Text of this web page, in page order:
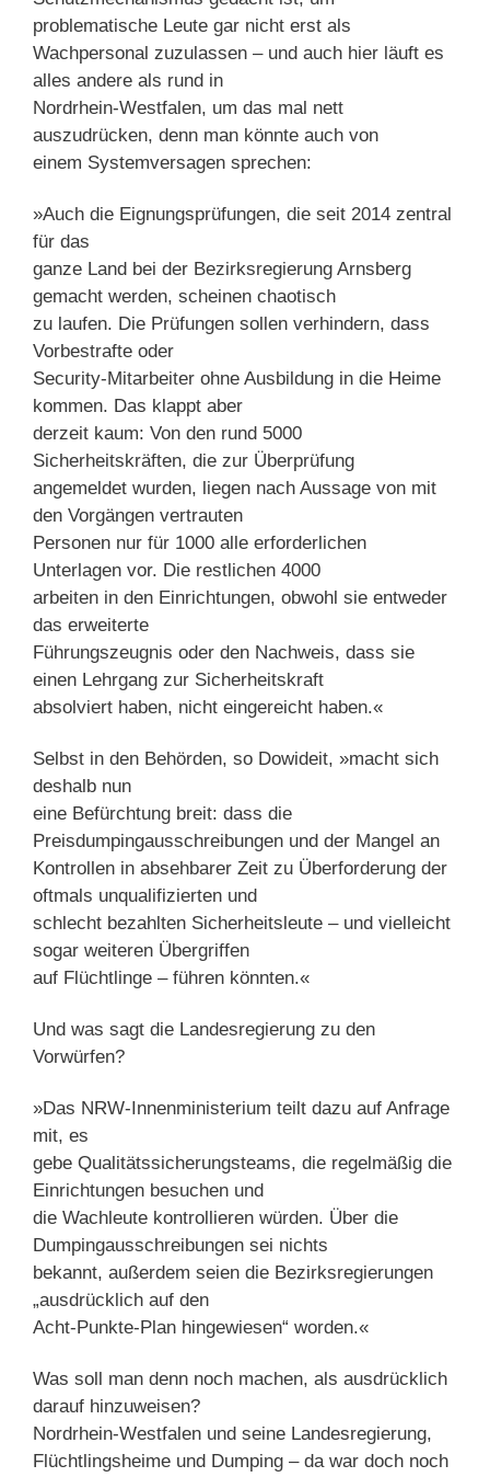
problematische Leute gar nicht erst als
Wachpersonal zuzulassen – und auch hier läuft es
alles andere als rund in
Nordrhein-Westfalen, um das mal nett
auszudrücken, denn man könnte auch von
einem Systemversagen sprechen:
»Auch die Eignungsprüfungen, die seit 2014 zentral
für das
ganze Land bei der Bezirksregierung Arnsberg
gemacht werden, scheinen chaotisch
zu laufen. Die Prüfungen sollen verhindern, dass
Vorbestrafte oder
Security-Mitarbeiter ohne Ausbildung in die Heime
kommen. Das klappt aber
derzeit kaum: Von den rund 5000
Sicherheitskräften, die zur Überprüfung
angemeldet wurden, liegen nach Aussage von mit
den Vorgängen vertrauten
Personen nur für 1000 alle erforderlichen
Unterlagen vor. Die restlichen 4000
arbeiten in den Einrichtungen, obwohl sie entweder
das erweiterte
Führungszeugnis oder den Nachweis, dass sie
einen Lehrgang zur Sicherheitskraft
absolviert haben, nicht eingereicht haben.«
Selbst in den Behörden, so Dowideit, »macht sich
deshalb nun
eine Befürchtung breit: dass die
Preisdumpingausschreibungen und der Mangel an
Kontrollen in absehbarer Zeit zu Überforderung der
oftmals unqualifizierten und
schlecht bezahlten Sicherheitsleute – und vielleicht
sogar weiteren Übergriffen
auf Flüchtlinge – führen könnten.«
Und was sagt die Landesregierung zu den
Vorwürfen?
»Das NRW-Innenministerium teilt dazu auf Anfrage
mit, es
gebe Qualitätssicherungsteams, die regelmäßig die
Einrichtungen besuchen und
die Wachleute kontrollieren würden. Über die
Dumpingausschreibungen sei nichts
bekannt, außerdem seien die Bezirksregierungen
„ausdrücklich auf den
Acht-Punkte-Plan hingewiesen“ worden.«
Was soll man denn noch machen, als ausdrücklich
darauf hinzuweisen?
Nordrhein-Westfalen und seine Landesregierung,
Flüchtlingsheime und Dumping – da war doch noch